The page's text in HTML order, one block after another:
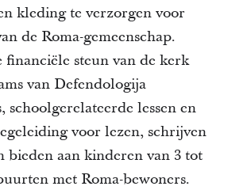
kleding te verzorgen voor
de Roma-gemeenschap.
financiële steun van de kerk
van Defendologija
schoolgerelateerde lessen en
voor lezen, schrijven
bieden aan kinderen van 3 tot
met Roma-bewoners.